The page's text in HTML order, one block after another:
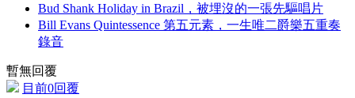
Bud Shank Holiday in Brazil，被埋沒的一張先驅唱片
Bill Evans Quintessence 第五元素，一生唯二爵樂五重奏
錄音
暫無回覆
目前0回覆